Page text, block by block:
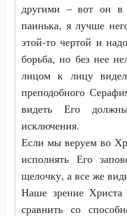
другими – вот он
паинька, я лучше
этой-то чертой и
борьба, но без нее
лицом к лицу
преподобного
видеть Его
исключения.
Если мы веруем во
исполнять Его
щелочку, а все же
Наше зрение
сравнить со